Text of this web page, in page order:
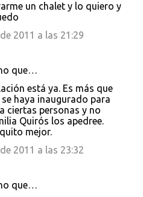
un chalet y lo quiero y
2011 a las 21:29
que…
está ya. Es más que
haya inaugurado para
ciertas personas y no
Quirós los apedree.
mejor.
2011 a las 23:32
que…